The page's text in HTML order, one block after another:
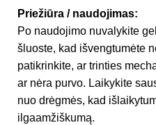
Priežiūra / naudojimas:
Po naudojimo nuvalykite
šluoste, kad išvengtumėte
patikrinkite, ar trinties
ar nėra purvo. Laikykite
nuo drėgmės, kad
ilgaamžiškumą.